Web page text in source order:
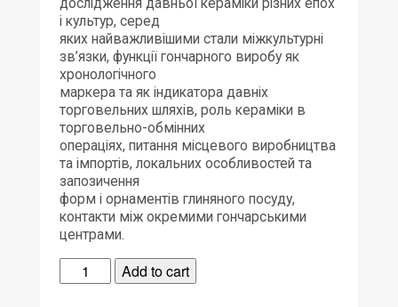
і культур, серед
яких найважливішими стали міжкультурні
зв’язки, функції гончарного виробу як
хронологічного
маркера та як індикатора давніх
торговельних шляхів, роль кераміки в
торговельно-обмінних
операціях, питання місцевого виробництва
та імпортів, локальних особливостей та
запозичення
форм і орнаментів глиняного посуду,
контакти між окремими гончарськими
центрами.
УКРАЇНСЬКА
КЕРАМОЛОГІЯ
Add to cart